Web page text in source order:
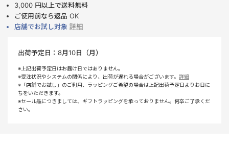
3,000 円以上で送料無料
ご使用前なら返品 OK
店舗でお試し対象 詳細
出荷予定日： 8月10日（月）
※上記出荷予定日はお届け日ではありません。
※受注状況やシステムの関係により、出荷が遅れる場合がございます。 詳細
※「店舗でお試し」のご利用、ラッピングご希望の場合は上記出荷予定日よりお日に
ちをいただきます。
※セール品につきましては、ギフトラッピングを承っておりません。何卒ご了承くだ
さい。